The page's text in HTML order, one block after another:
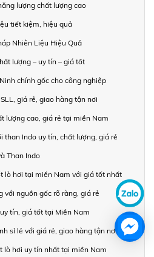
lượng chất lượng cao
tiết kiệm, hiệu quả
Nhiên Liệu Hiệu Quả
lượng – uy tín – giá tốt
chính gốc cho công nghiệp
giá rẻ, giao hàng tận nơi
lượng cao, giá rẻ tại miền Nam
than Indo uy tín, chất lượng, giá rẻ
Than Indo
lò hơi tại miền Nam với giá tốt nhất
với nguồn gốc rõ ràng, giá rẻ
tín, giá tốt tại Miền Nam
sỉ lẻ với giá rẻ, giao hàng tận nơi
lò hơi uy tín nhất tại miền Nam